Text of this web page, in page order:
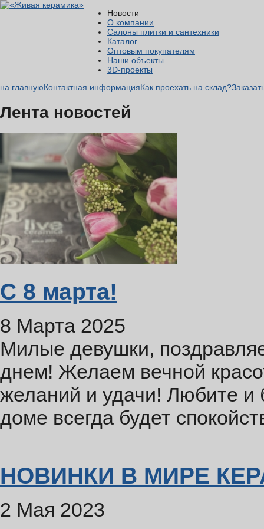
Новости
О компании
Салоны плитки и сантехники
Каталог
Оптовым покупателям
Наши объекты
3D-проекты
на главнуюКонтактная информацияКак проехать на склад?
Лента новостей
С 8 марта!
8 Марта 2025
Милые девушки,
днем! Желаем вечной
желаний и удачи! Любите
доме всегда будет
НОВИНКИ В МИРЕ
2 Мая 2023